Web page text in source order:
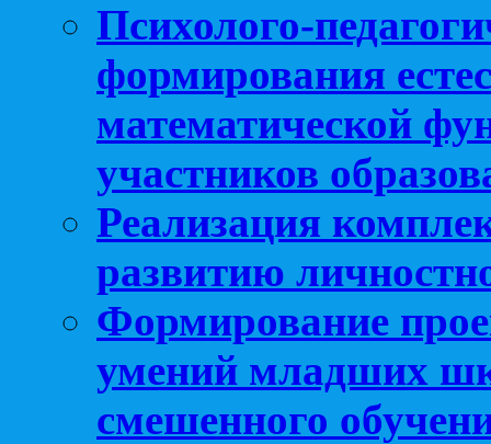
Психолого-
формирования
математической
участников
Реализация
развитию
Формирование
умений младших
смешенного